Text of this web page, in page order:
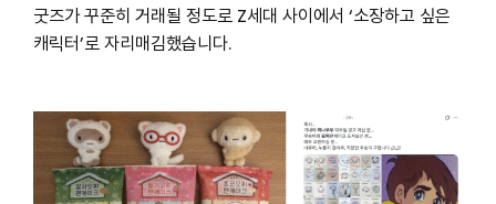
굿즈가 꾸준히 거래될 정도로 Z세대 사이에서 ‘소장하고 싶은
캐릭터’로 자리매김했습니다.